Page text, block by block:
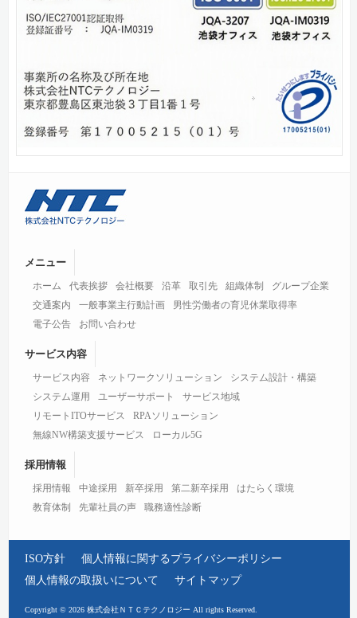
メニュー
ホーム 代表挨拶 会社概要 沿革 取引先 組織体制
グループ企業
交通案内
一般事業主行動計画
男性労働者の育児休業取得率
電子公告
お問い合わせ
サービス内容
サービス内容 ネットワークソリューション
システム設計・構築
システム運用
ユーザーサポート
サービス地域
リモートITOサービス
RPAソリューション
無線NW構築支援サービス
ローカル5G
採用情報
採用情報 中途採用 新卒採用 第二新卒採用
はたらく環境
教育体制
先輩社員の声 職務適性診断
ISO方針
個人情報に関するプライバシーポリシー
個人情報の取扱いについて
サイトマップ
Copyright © 2026 株式会社ＮＴＣテクノロジー All rights Reserved.